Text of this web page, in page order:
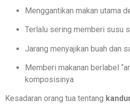
Menggantikan makan utama
Terlalu sering memberi susu
Jarang menyajikan buah dan
Memberi makanan berlabel
komposisinya
Kesadaran orang tua tentang